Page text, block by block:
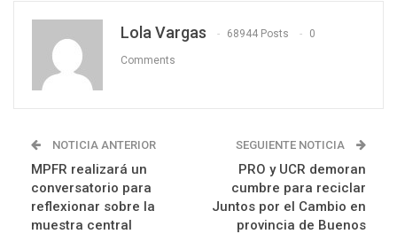
Lola Vargas 68944 Posts 0
Comments
NOTICIA ANTERIOR
MPFR realizará un
conversatorio para
reflexionar sobre la
muestra central
SEGUIENTE NOTICIA
PRO y UCR demoran
cumbre para reciclar
Juntos por el Cambio en
provincia de Buenos